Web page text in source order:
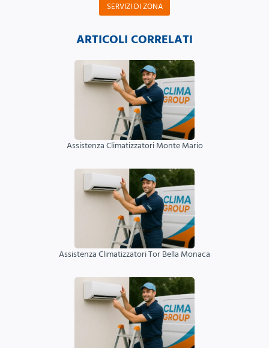
SERVIZI DI ZONA
ARTICOLI CORRELATI
Assistenza Climatizzatori Monte Mario
Assistenza Climatizzatori Tor Bella Monaca